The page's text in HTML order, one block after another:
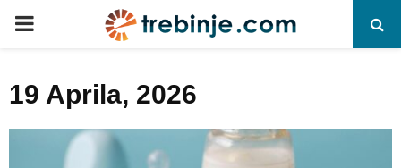
P
19 Aprila, 2026